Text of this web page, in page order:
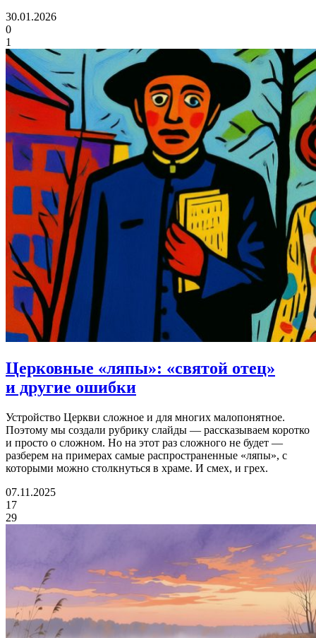
30.01.2026
0
1
Церковные «ляпы»: «святой отец»
и другие ошибки
Устройство Церкви сложное и для многих малопонятное.
Поэтому мы создали рубрику слайды — рассказываем коротко
и просто о сложном. Но на этот раз сложного не будет —
разберем на примерах самые распространенные «ляпы», с
которыми можно столкнуться в храме. И смех, и грех.
07.11.2025
17
29